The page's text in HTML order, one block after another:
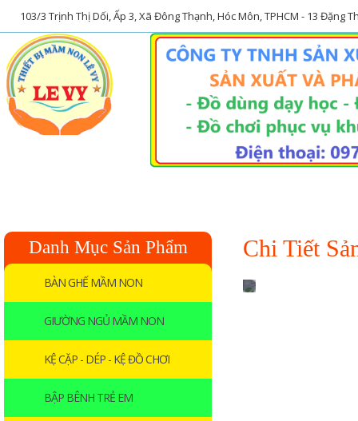
103/3 Trịnh Thị Dối, Ấp 3, Xã Đông Thạnh, Hóc Môn, TPHCM - 13 Đặng
Danh Mục Sản Phẩm
BÀN GHẾ MẦM NON
GIƯỜNG NGỦ MẦM NON
KỆ CẶP - DÉP - KỆ ĐỒ CHƠI
BẬP BÊNH TRẺ EM
Chi Tiết